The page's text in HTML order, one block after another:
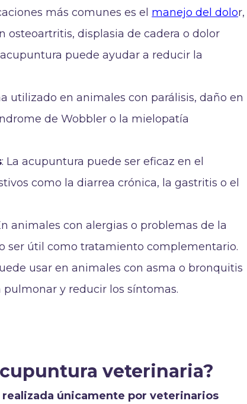
más comunes es el manejo del dolor,
osteoartritis, displasia de cadera o dolor
puede ayudar a reducir la
utilizado en animales con parálisis, daño en
de Wobbler o la mielopatía
: La acupuntura puede ser eficaz en el
como la diarrea crónica, la gastritis o el
animales con alergias o problemas de la
ser útil como tratamiento complementario.
usar en animales con asma o bronquitis
y reducir los síntomas.
veterinaria?
realizada únicamente por veterinarios